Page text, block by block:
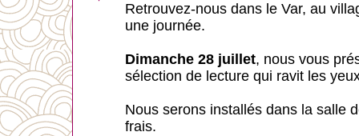
Retrouvez-nous dans le Var, au
une journée.
Dimanche 28 juillet, nous vous
sélection de lecture qui ravit les
Nous serons installés dans la salle
frais.